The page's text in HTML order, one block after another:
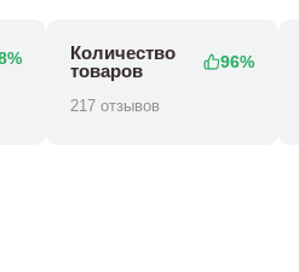
Количество
товаров
96%
217 отзывов